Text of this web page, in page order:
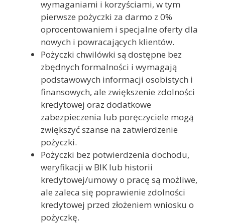
wymaganiami i korzyściami, w tym
pierwsze pożyczki za darmo z 0%
oprocentowaniem i specjalne oferty dla
nowych i powracających klientów.
Pożyczki chwilówki są dostępne bez
zbędnych formalności i wymagają
podstawowych informacji osobistych i
finansowych, ale zwiększenie zdolności
kredytowej oraz dodatkowe
zabezpieczenia lub poręczyciele mogą
zwiększyć szanse na zatwierdzenie
pożyczki.
Pożyczki bez potwierdzenia dochodu,
weryfikacji w BIK lub historii
kredytowej/umowy o pracę są możliwe,
ale zaleca się poprawienie zdolności
kredytowej przed złożeniem wniosku o
pożyczkę.